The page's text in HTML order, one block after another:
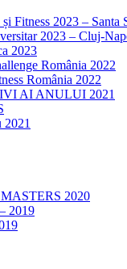
Fitness 2023 – Santa
2023 – Cluj-
2023
România 2022
România 2022
AI ANULUI 2021
2021
2020
2019